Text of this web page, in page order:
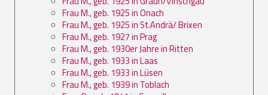
Frau M., geb. 1925 in Onach
Frau M., geb. 1925 in St.Andrä/ Brixen
Frau M., geb. 1927 in Prag
Frau M., geb. 1930er Jahre in Ritten
Frau M., geb. 1933 in Laas
Frau M., geb. 1933 in Lüsen
Frau M., geb. 1939 in Toblach